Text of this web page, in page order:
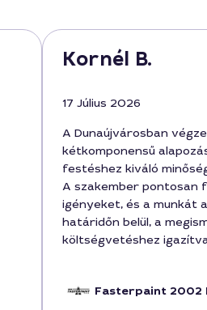
Kornél B.
17 Július 2026
A Dunaújvárosban
kétkomponensű
festéshez kiváló
A szakember pontosan
igényeket, és a munkát
határidőn belül, a
költségvetéshez
végeredmény
Fasterpaint 2002